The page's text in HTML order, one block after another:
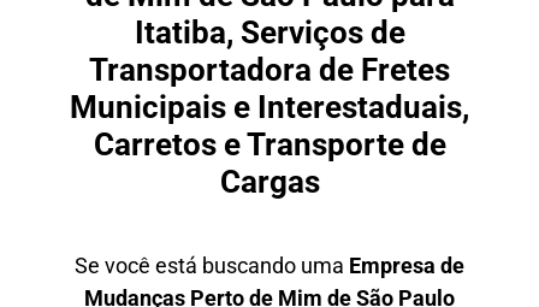
Itatiba, Serviços de
Transportadora de Fretes
Municipais e Interestaduais,
Carretos e Transporte de
Cargas
Se você está buscando uma Empresa de
Mudanças Perto de Mim de São Paulo